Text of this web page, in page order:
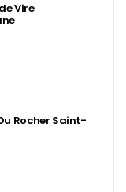
Vire
Rocher Saint-